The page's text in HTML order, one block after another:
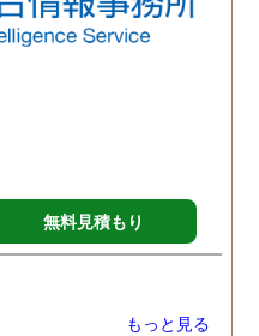
無料見積もり
もっと見る